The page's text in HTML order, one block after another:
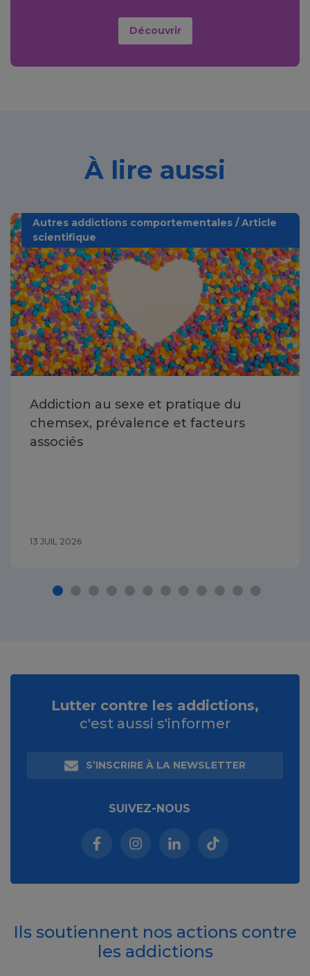
Découvrir
À lire aussi
Autres addictions comportementales / Article
scientifique
Addiction au sexe et pratique du
chemsex, prévalence et facteurs
associés
13 JUIL 2026
Lutter contre les addictions,
c'est aussi s'informer
S’INSCRIRE À LA NEWSLETTER
SUIVEZ-NOUS
Facebook (nouvelle fenêtre)
Instagram (nouvelle fenêtre)
Linkedin (nouvelle
Tiktok (nouvelle
Ils soutiennent nos actions contre
les addictions